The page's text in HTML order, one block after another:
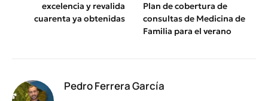
excelencia y revalida
cuarenta ya obtenidas
Plan de cobertura de
consultas de Medicina de
Familia para el verano
Pedro Ferrera García